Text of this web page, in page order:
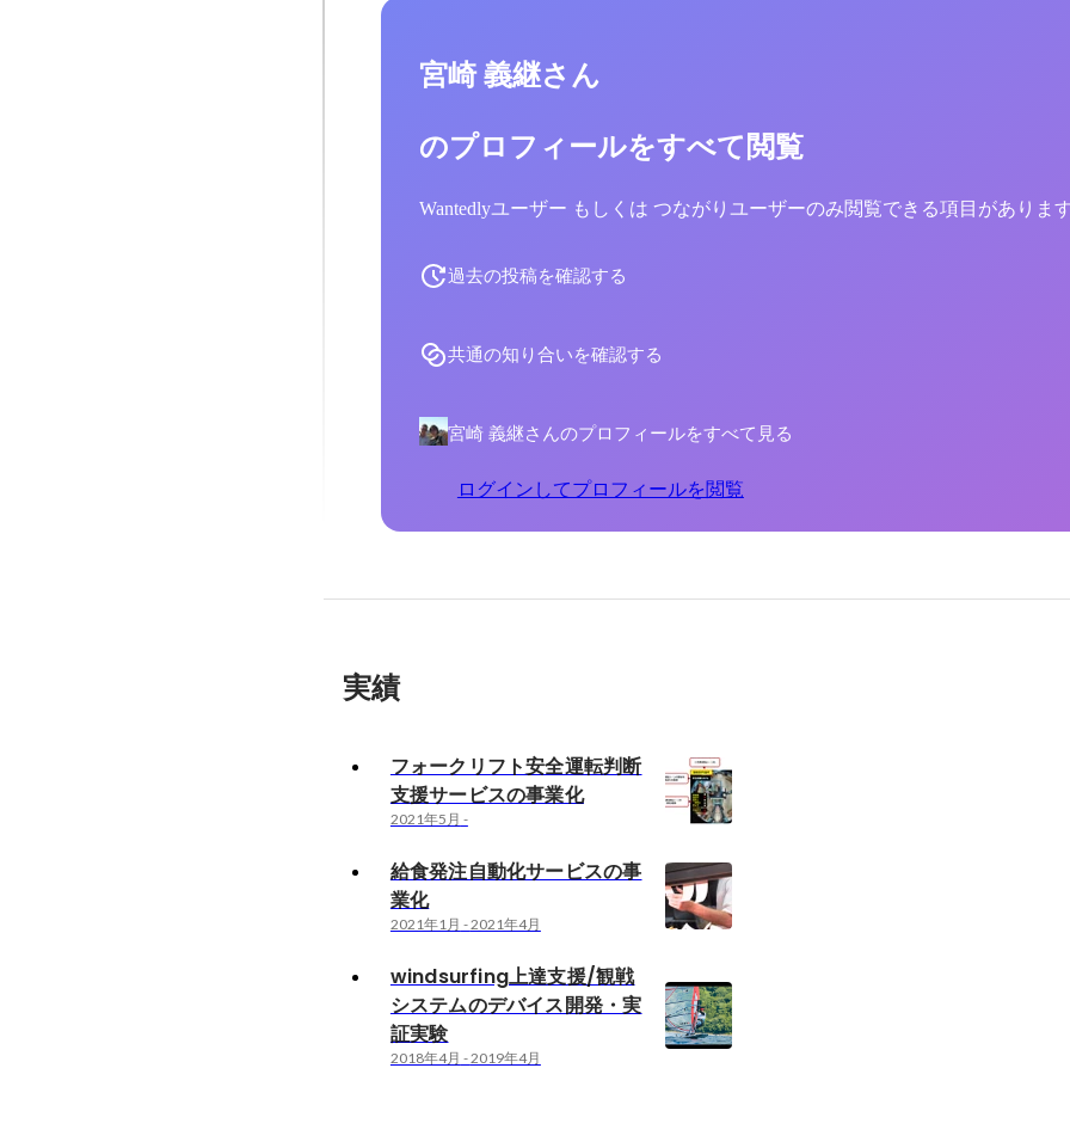
宮崎 義継さん
のプロフィールをすべて閲覧
Wantedlyユーザー もしくは つながりユーザーのみ閲覧できる項目がありま
過去の投稿を確認する
共通の知り合いを確認する
宮崎 義継さんのプロフィールをすべて見る
ログインしてプロフィールを閲覧
実績
フォークリフト安全運転判断
支援サービスの事業化
2021年5月 -
給食発注自動化サービスの事
業化
2021年1月 -2021年4月
windsurfing上達支援/観戦
システムのデバイス開発・実
証実験
2018年4月 -2019年4月